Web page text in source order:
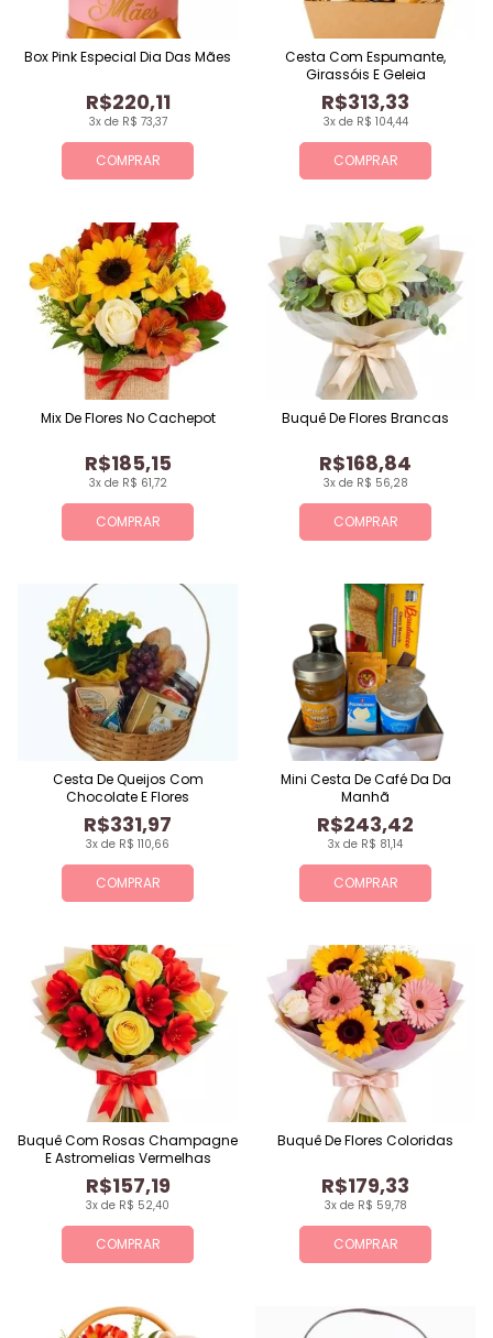
COMPRAR
3x de R$ 73,37
R$220,11
Box Pink Especial Dia Das Mães
COMPRAR
3x de R$ 104,44
R$313,33
Cesta Com Espumante,
Girassóis E Geleia
COMPRAR
3x de R$ 61,72
R$185,15
Mix De Flores No Cachepot
COMPRAR
3x de R$ 56,28
R$168,84
Buquê De Flores Brancas
COMPRAR
3x de R$ 110,66
R$331,97
Cesta De Queijos Com
Chocolate E Flores
COMPRAR
3x de R$ 81,14
R$243,42
Mini Cesta De Café Da Da
Manhã
COMPRAR
3x de R$ 52,40
R$157,19
Buquê Com Rosas Champagne
E Astromelias Vermelhas
COMPRAR
3x de R$ 59,78
R$179,33
Buquê De Flores Coloridas